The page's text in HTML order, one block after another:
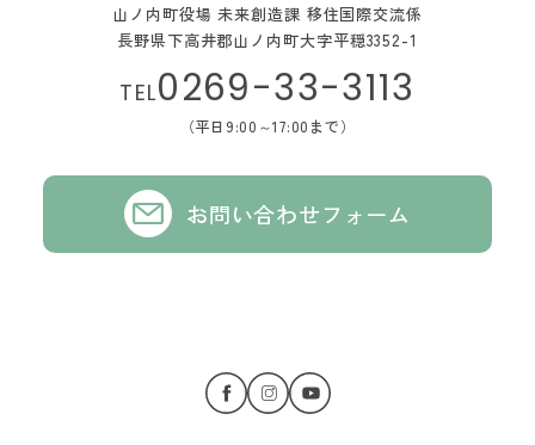
山ノ内町役場 未来創造課 移住国際交流係
長野県下高井郡山ノ内町大字平穏3352-1
TEL0269-33-3113
（平日9:00～17:00まで）
お問い合わせフォーム